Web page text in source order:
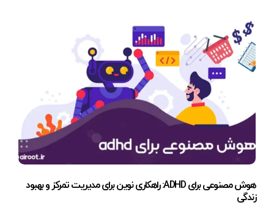
هوش مصنوعی برای ADHD: راهکاری نوین برای مدیریت تمرکز و بهبود
زندگی